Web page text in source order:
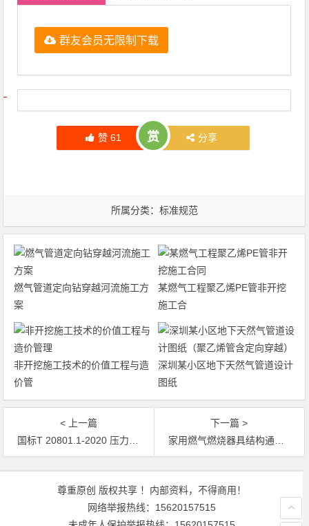
群友会员无限制下载
文章导航
赞 61 赏 分享
所属分类： 标准规范
燃气管道定向钻穿越河流施工方
案
某燃气工程聚乙烯PE管非开挖
施工合
非开挖施工技术的价值工程与造
价管
深圳某小区地下天然气管道设计
图纸
< 上一篇
国标T 20801.1-2020 压力管道规范 工业管道 第1部分：总则
下一篇 >
家用燃气燃烧器具结构通则 国标/T 38442-2020
文章导航
尊重原创 版权共享 ！内部资料，不得商用！
网络举报热线：15620157515